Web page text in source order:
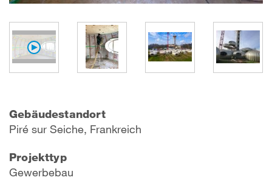
Gebäudestandort
Piré sur Seiche, Frankreich
Projekttyp
Gewerbebau